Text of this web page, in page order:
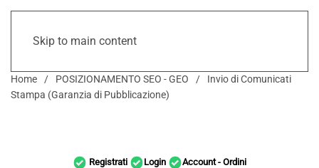
Skip to main content
Home POSIZIONAMENTO SEO - GEO
Invio di Comunicati
Stampa (Garanzia di Pubblicazione)
Registrati Login Account - Ordini